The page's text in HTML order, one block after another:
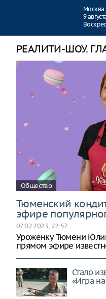
Москва
9
РЕАЛИТИ-ШОУ.
Общество
Тюменский
эфире
07.02.2023, 22:57
Уроженку Тюмени
прямом эфире
Стало
«Игра